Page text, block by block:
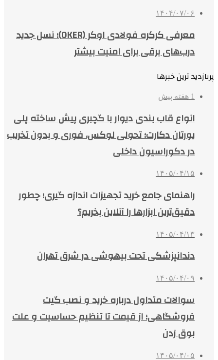
۱۴۰۴/۰۷/۰۶
معرفی کرکره فولادی اوکر (OKER)؛ نسل جدید
درب‌های برقی برای امنیت بیشتر
پربازدید ترین خبرها
1 هفته پیش
انواع قاب بندی دیوار با گچبری پیش ساخته پلی
یورتان دکارت؛ تحولی لوکس، فوری و بدون تخریب
در دکوراسیون داخلی
۱۴۰۵/۰۴/۱۵
راهنمای جامع خرید تجهیزات اندازه گیری؛ چطور
دقیق‌ترین ابزارها را آنلاین بخریم؟
۱۴۰۵/۰۴/۱۳
دندانپزشکی تحت بیهوشی در شرق تهران
۱۴۰۵/۰۴/۰۹
سوالات متداول درباره خرید و نصب گیت
فروشگاهی؛ از قیمت تا تنظیم حساسیت و علت
بوق زدن
۱۴۰۵/۰۴/۰۵